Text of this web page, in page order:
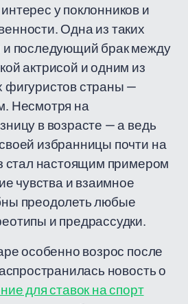
у поклонников и
Одна из таких
последующий брак между
актрисой и одним из
фигуристов страны —
Несмотря на
в возрасте — а ведь
избранницы почти на
стал настоящим примером
чувства и взаимное
преодолеть любые
и предрассудки.
особенно возрос после
новость о
для ставок на спорт